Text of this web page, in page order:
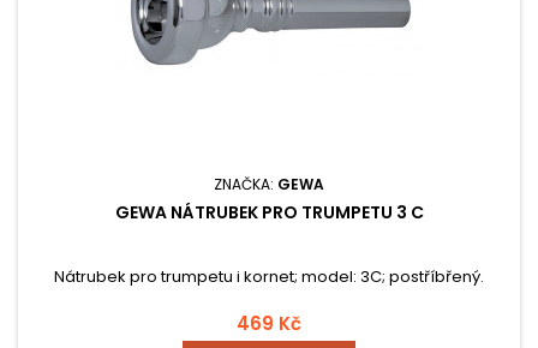
ZNAČKA: GEWA
GEWA NÁTRUBEK PRO TRUMPETU 3 C
Nátrubek pro trumpetu i kornet; model: 3C; postříbřený.
469 Kč